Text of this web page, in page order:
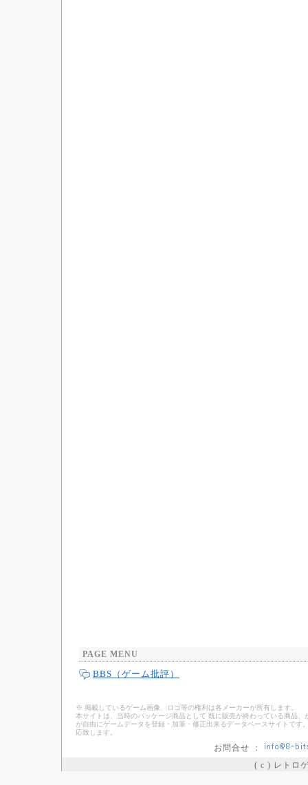
PAGE MENU
BBS（ゲーム批評）
※ 掲載しているゲーム画像、ロゴ等の権利は各メーカーが所有します。
本サイトは、当時のパッケージ商品として 既に販売が終わっている商品
が自由にゲームデータを登録・加筆・修正出来るデータベースサイトで
応致します。
お問合せ ：
( c ) レトロ